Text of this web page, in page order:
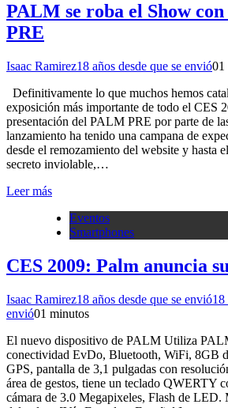
PALM se roba el Show
PRE
Isaac Ramirez18 años desde que se envió01
Definitivamente lo que muchos hemos
exposición más importante de todo el CES
presentación del PALM PRE por parte de
lanzamiento ha tenido una campana de
desde el remozamiento del website y hasta
secreto inviolable,…
Leer más
Eventos
Smartphones
CES 2009: Palm anuncia
Isaac Ramirez18 años desde que se envió18
envió01 minutos
El nuevo dispositivo de PALM Utiliza
conectividad EvDo, Bluetooth, WiFi, 8GB
GPS, pantalla de 3,1 pulgadas con
área de gestos, tiene un teclado QWERTY
cámara de 3.0 Megapixeles, Flash de LED.